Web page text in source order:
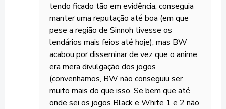
tendo ficado tão em evidência, conseguia
manter uma reputação até boa (em que
pese a região de Sinnoh tivesse os
lendários mais feios até hoje), mas BW
acabou por disseminar de vez que o anime
era mera divulgação dos jogos
(convenhamos, BW não conseguiu ser
muito mais do que isso. Se bem que até
onde sei os jogos Black e White 1 e 2 não